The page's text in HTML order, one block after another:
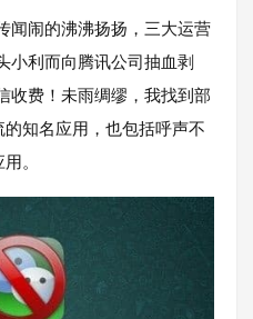
闻闹的沸沸扬扬，三大运营
小利而向腾讯公司抽血剥
收费！未雨绸缪，我找到部
的知名应用，也包括呼声不
。